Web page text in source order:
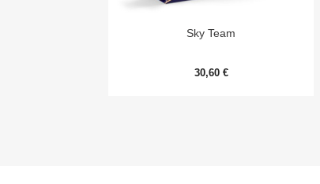
Aperçu rapide
Sky Team
30,60 €